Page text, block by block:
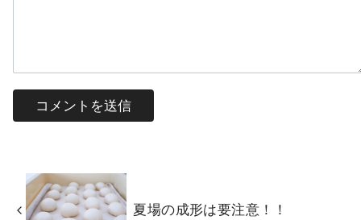
夏場の成形は要注意！！